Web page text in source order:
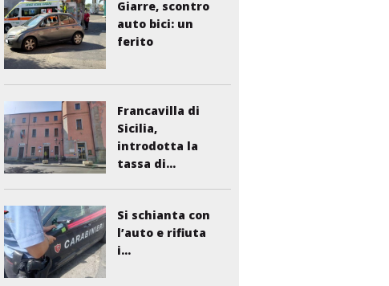
Giarre, scontro
auto bici: un
ferito
Francavilla di
Sicilia,
introdotta la
tassa di...
Si schianta con
l’auto e rifiuta
i...